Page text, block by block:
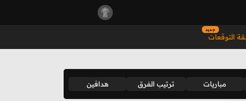
التوقعات
جديد
مباريات ترتيب الفرق هدافين